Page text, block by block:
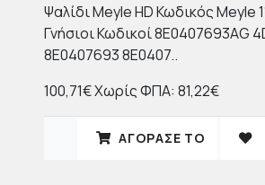
Ψαλίδι Meyle HD Κωδικός Meyle
Γνήσιοι Κωδικοί 8E0407693AG
8E0407693 8E0407..
100,71€Χωρίς ΦΠΑ: 81,22€
ΑΓΟΡΑΣΈ ΤΟ